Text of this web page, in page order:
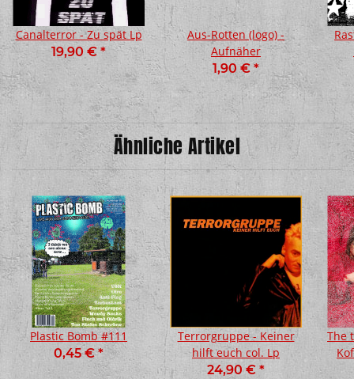
Canalterror - Zu spät Lp
19,90 € *
Aus-Rotten (logo) -
Aufnäher
1,90 €*
Ähnliche Artikel
Plastic Bomb #111
0,45 €*
Terrorgruppe - Keiner
hilft euch col. Lp
24,90 € *
The